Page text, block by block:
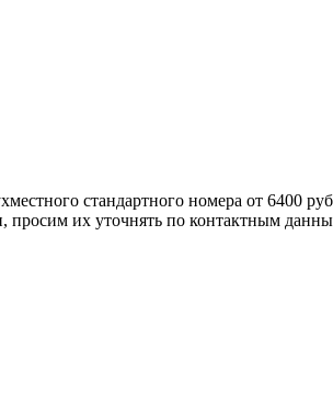
стандартного номера от 6400
просим их уточнять по контактным